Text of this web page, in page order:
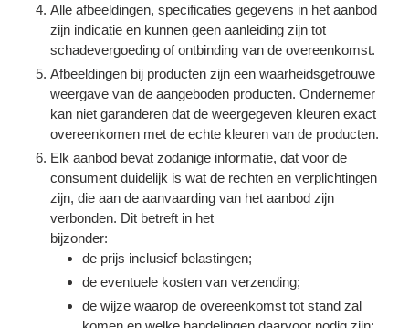
Alle afbeeldingen, specificaties gegevens in het aanbod
zijn indicatie en kunnen geen aanleiding zijn tot
schadevergoeding of ontbinding van de overeenkomst.
Afbeeldingen bij producten zijn een waarheidsgetrouwe
weergave van de aangeboden producten. Ondernemer
kan niet garanderen dat de weergegeven kleuren exact
overeenkomen met de echte kleuren van de producten.
Elk aanbod bevat zodanige informatie, dat voor de
consument duidelijk is wat de rechten en verplichtingen
zijn, die aan de aanvaarding van het aanbod zijn
verbonden. Dit betreft in het
bijzonder:
de prijs inclusief belastingen;
de eventuele kosten van verzending;
de wijze waarop de overeenkomst tot stand zal